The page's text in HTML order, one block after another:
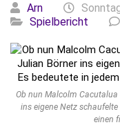
Geschrieben von
Arn am
Spielbericht
Ob nun Malcolm
ins eigene Netz
einen